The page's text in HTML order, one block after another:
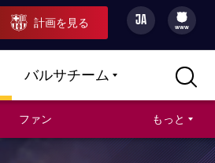
計画を見る JA
filled-badge
www
バルサチームLABEL.ARIA.CARETDOWN
ファン もっと